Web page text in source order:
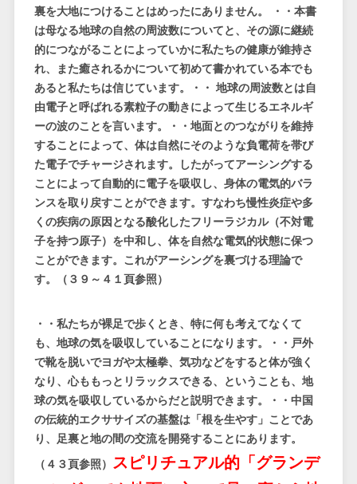
裏を大地につけることはめったにありません。 ・・本書
は母なる地球の自然の周波数についてと、その源に継続
的につながることによっていかに私たちの健康が維持さ
れ、また癒されるかについて初めて書かれている本でも
あると私たちは信じています。・・ 地球の周波数とは自
由電子と呼ばれる素粒子の動きによって生じるエネルギ
ーの波のことを言います。・・地面とのつながりを維持
することによって、体は自然にそのような負電荷を帯び
た電子でチャージされます。したがってアーシングする
ことによって自動的に電子を吸収し、身体の電気的バラ
ンスを取り戻すことができます。すなわち慢性炎症や多
くの疾病の原因となる酸化したフリーラジカル（不対電
子を持つ原子）を中和し、体を自然な電気的状態に保つ
ことができます。これがアーシングを裏づける理論で
す。（３９～４１頁参照）
・・私たちが裸足で歩くとき、特に何も考えてなくて
も、地球の気を吸収していることになります。・・戸外
で靴を脱いでヨガや太極拳、気功などをすると体が強く
なり、心ももっとリラックスできる、ということも、地
球の気を吸収しているからだと説明できます。・・中国
の伝統的エクササイズの基盤は「根を生やす」ことであ
り、足裏と地の間の交流を開発することにあります。
（４３頁参照） スピリチュアル的「グランデ